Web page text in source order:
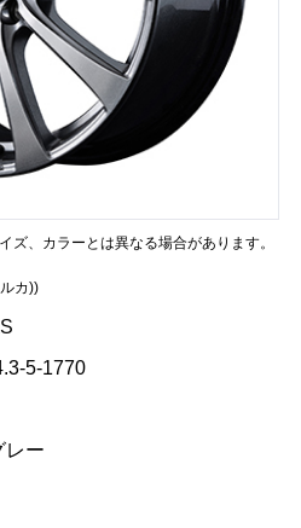
、カラーとは異なる場合があります。
カ))
5-1770
レー